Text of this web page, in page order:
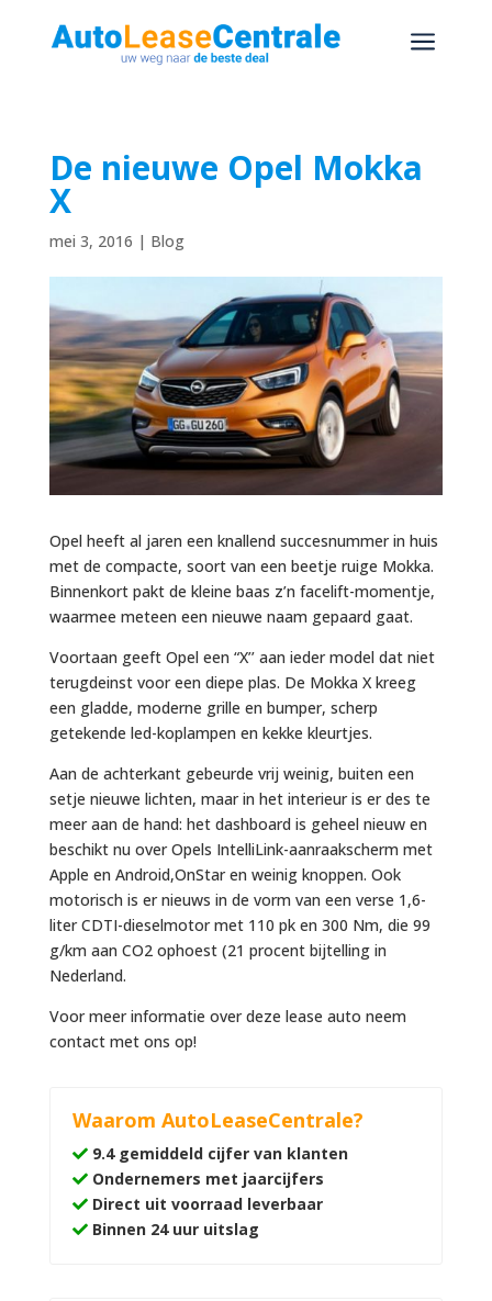
a
De nieuwe Opel Mokka
X
mei 3, 2016 | Blog
Opel heeft al jaren een knallend succesnummer in huis
met de compacte, soort van een beetje ruige Mokka.
Binnenkort pakt de kleine baas z’n facelift-momentje,
waarmee meteen een nieuwe naam gepaard gaat.
Voortaan geeft Opel een “X’’ aan ieder model dat niet
terugdeinst voor een diepe plas. De Mokka X kreeg
een gladde, moderne grille en bumper, scherp
getekende led-koplampen en kekke kleurtjes.
Aan de achterkant gebeurde vrij weinig, buiten een
setje nieuwe lichten, maar in het interieur is er des te
meer aan de hand: het dashboard is geheel nieuw en
beschikt nu over Opels IntelliLink-aanraakscherm met
Apple en Android,OnStar en weinig knoppen. Ook
motorisch is er nieuws in de vorm van een verse 1,6-
liter CDTI-dieselmotor met 110 pk en 300 Nm, die 99
g/km aan CO2 ophoest (21 procent bijtelling in
Nederland.
Voor meer informatie over deze lease auto neem
contact met ons op!
Waarom AutoLeaseCentrale?
9.4 gemiddeld cijfer van klanten
Ondernemers met jaarcijfers
Direct uit voorraad leverbaar
Binnen 24 uur uitslag